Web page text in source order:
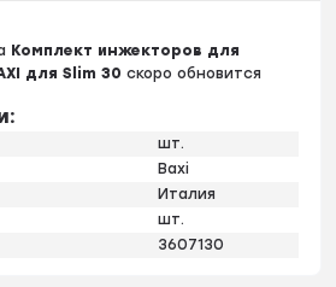
Комплект инжекторов для
для Slim 30 скоро обновится
шт.
Baxi
Италия
шт.
3607130